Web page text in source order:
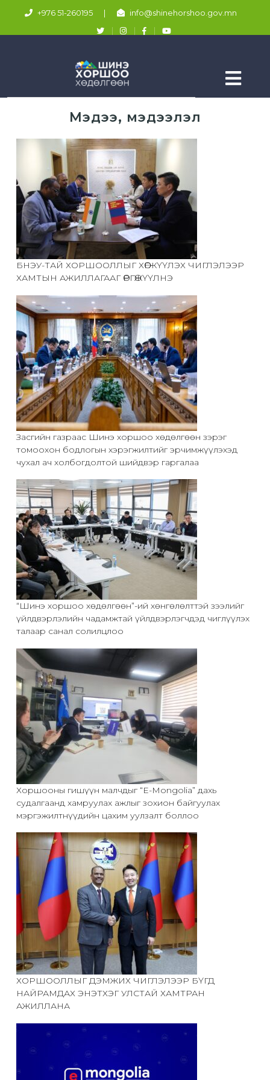
+976 51-260195 | info@shinehorshoo.gov.mn
Мэдээ, мэдээлэл
БНЭУ-ТАЙ ХОРШООЛЛЫГ ХӨГЖҮҮЛЭХ ЧИГЛЭЛЭЭР
ХАМТЫН АЖИЛЛАГААГ ӨРГӨЖҮҮЛНЭ
Засгийн газраас Шинэ хоршоо хөдөлгөөн зэрэг
томоохон бодлогын хэрэгжилтийг эрчимжүүлэхэд
чухал ач холбогдолтой шийдвэр гаргалаа
“Шинэ хоршоо хөдөлгөөн”-ий хөнгөлөлттэй зээлийг
үйлдвэрлэлийн чадамжтай үйлдвэрлэгчдэд чиглүүлэх
талаар санал солилцлоо
Хоршооны гишүүн малчдыг “E-Mongolia” дахь
судалгаанд хамруулах ажлыг зохион байгуулах
мэргэжилтнүүдийн цахим уулзалт боллоо
ХОРШООЛЛЫГ ДЭМЖИХ ЧИГЛЭЛЭЭР БҮГД
НАЙРАМДАХ ЭНЭТХЭГ УЛСТАЙ ХАМТРАН
АЖИЛЛАНА